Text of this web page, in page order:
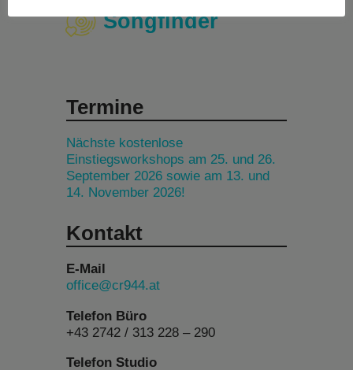
Songfinder
Termine
Nächste kostenlose
Einstiegsworkshops am 25. und 26.
September 2026 sowie am 13. und
14. November 2026!
Kontakt
E-Mail
office@cr944.at
Telefon Büro
+43 2742 / 313 228 – 290
Telefon Studio